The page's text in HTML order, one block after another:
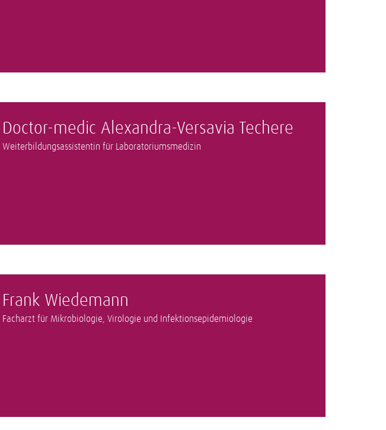
Doctor-medic Alexandra-Versavia Techere
Weiterbildungsassistentin für Laboratoriumsmedizin
Frank Wiedemann
Facharzt für Mikrobiologie, Virologie und Infektionsepidemiologie